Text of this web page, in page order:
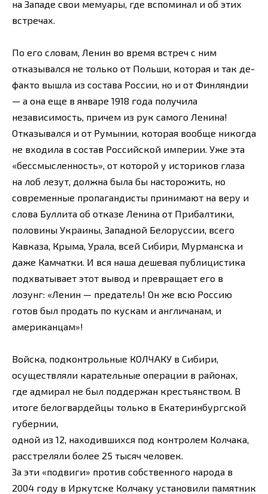
на Западе свои мемуары, где вспоминал и об этих
встречах.
По его словам, Ленин во время встреч с ним
отказывался не только от Польши, которая и так де-
факто вышла из состава России, но и от Финляндии
— а она еще в январе 1918 года получила
независимость, причем из рук самого Ленина!
Отказывался и от Румынии, которая вообще никогда
не входила в состав Российской империи. Уже эта
«бессмысленность», от которой у историков глаза
на лоб лезут, должна была бы насторожить, но
современные пропагандисты принимают на веру и
слова Буллита об отказе Ленина от Прибалтики,
половины Украины, Западной Белоруссии, всего
Кавказа, Крыма, Урала, всей Сибири, Мурманска и
даже Камчатки. И вся наша дешевая публицистика
подхватывает этот вывод и превращает его в
лозунг: «Ленин — предатель! Он же всю Россию
готов был продать по кускам и англичанам, и
американцам»!
Войска, подконтрольные КОЛЧАКУ в Сибири,
осуществляли карательные операции в районах,
где адмирал не был поддержан крестьянством. В
итоге белогвардейцы только в Екатеринбургской
губернии,
одной из 12, находившихся под контролем Колчака,
расстреляли более 25 тысяч человек.
За эти «подвиги» против собственного народа в
2004 году в Иркутске Колчаку установили памятник